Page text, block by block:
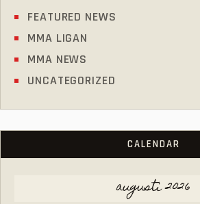
FEATURED NEWS
MMA LIGAN
MMA NEWS
UNCATEGORIZED
CALENDAR
augusti 2026